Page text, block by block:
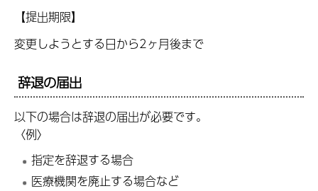
【提出期限】
変更しようとする日から2ヶ月後まで
辞退の届出
以下の場合は辞退の届出が必要です。
〈例〉
指定を辞退する場合
医療機関を廃止する場合など